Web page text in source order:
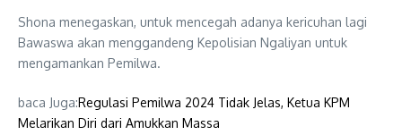
Shona menegaskan, untuk mencegah adanya kericuhan lagi
Bawaswa akan menggandeng Kepolisian Ngaliyan untuk
mengamankan Pemilwa.
baca Juga:Regulasi Pemilwa 2024 Tidak Jelas, Ketua KPM
Melarikan Diri dari Amukkan Massa